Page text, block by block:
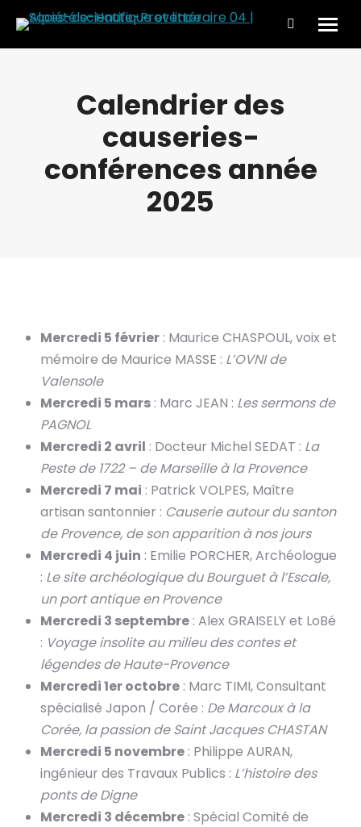
Search:
Calendrier des
causeries-
conférences année
2025
Mercredi 5 février : Maurice CHASPOUL, voix et
mémoire de Maurice MASSE : L’OVNI de
Valensole
Mercredi 5 mars : Marc JEAN : Les sermons de
PAGNOL
Mercredi 2 avril : Docteur Michel SEDAT : La
Peste de 1722 – de Marseille à la Provence
Mercredi 7 mai : Patrick VOLPES, Maître
artisan santonnier : Causerie autour du santon
de Provence, de son apparition à nos jours
Mercredi 4 juin : Emilie PORCHER, Archéologue
: Le site archéologique du Bourguet à l’Escale,
un port antique en Provence
Mercredi 3 septembre : Alex GRAISELY et LoBé
: Voyage insolite au milieu des contes et
légendes de Haute-Provence
Mercredi 1er octobre : Marc TIMI, Consultant
spécialisé Japon / Corée : De Marcoux à la
Corée, la passion de Saint Jacques CHASTAN
Mercredi 5 novembre : Philippe AURAN,
ingénieur des Travaux Publics : L’histoire des
ponts de Digne
Mercredi 3 décembre : Spécial Comité de